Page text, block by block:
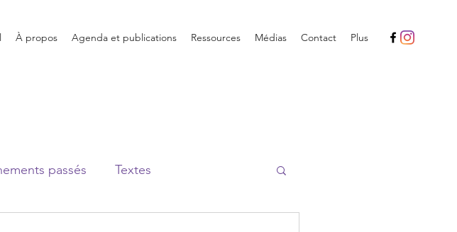
À propos Agenda et publications Ressources Médias Contact Plus
passés Textes